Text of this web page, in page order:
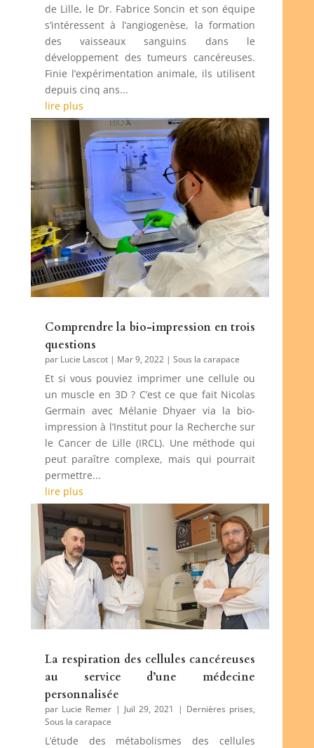
de Lille, le Dr. Fabrice Soncin et son équipe
s’intéressent à l’angiogenèse, la formation
des vaisseaux sanguins dans le
développement des tumeurs cancéreuses.
Finie l’expérimentation animale, ils utilisent
depuis cinq ans...
lire plus
Comprendre la bio-impression en trois
questions
par Lucie Lascot| Mar 9, 2022| Sous la carapace
Et si vous pouviez imprimer une cellule ou
un muscle en 3D ? C’est ce que fait Nicolas
Germain avec Mélanie Dhyaer via la bio-
impression à l’Institut pour la Recherche sur
le Cancer de Lille (IRCL). Une méthode qui
peut paraître complexe, mais qui pourrait
permettre...
lire plus
La respiration des cellules cancéreuses
au service d’une médecine
personnalisée
par Lucie Remer | Juil 29, 2021 | Dernières prises,
Sous la carapace
L’étude des métabolismes des cellules